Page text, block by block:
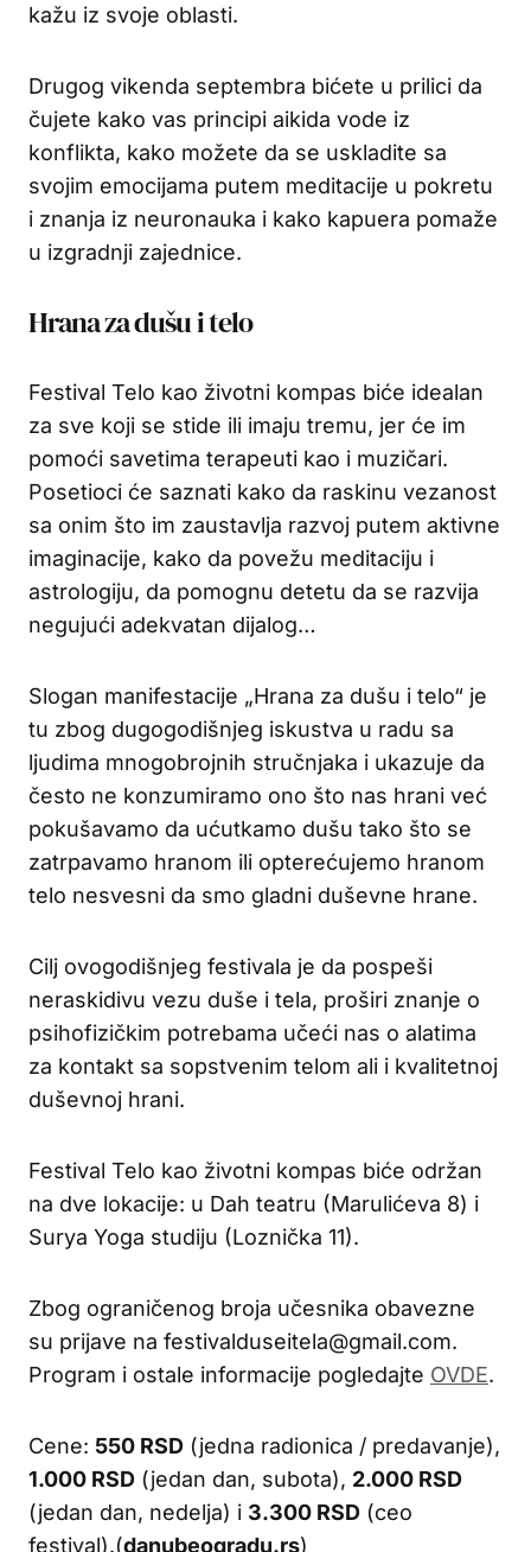
kažu iz svoje oblasti.
Drugog vikenda septembra bićete u prilici da
čujete kako vas principi aikida vode iz
konflikta, kako možete da se uskladite sa
svojim emocijama putem meditacije u pokretu
i znanja iz neuronauka i kako kapuera pomaže
u izgradnji zajednice.
Hrana za dušu i telo
Festival Telo kao životni kompas biće idealan
za sve koji se stide ili imaju tremu, jer će im
pomoći savetima terapeuti kao i muzičari.
Posetioci će saznati kako da raskinu vezanost
sa onim što im zaustavlja razvoj putem aktivne
imaginacije, kako da povežu meditaciju i
astrologiju, da pomognu detetu da se razvija
negujući adekvatan dijalog…
Slogan manifestacije „Hrana za dušu i telo“ je
tu zbog dugogodišnjeg iskustva u radu sa
ljudima mnogobrojnih stručnjaka i ukazuje da
često ne konzumiramo ono što nas hrani već
pokušavamo da ućutkamo dušu tako što se
zatrpavamo hranom ili opterećujemo hranom
telo nesvesni da smo gladni duševne hrane.
Cilj ovogodišnjeg festivala je da pospeši
neraskidivu vezu duše i tela, proširi znanje o
psihofizičkim potrebama učeći nas o alatima
za kontakt sa sopstvenim telom ali i kvalitetnoj
duševnoj hrani.
Festival Telo kao životni kompas biće održan
na dve lokacije: u Dah teatru (Marulićeva 8) i
Surya Yoga studiju (Loznička 11).
Zbog ograničenog broja učesnika obavezne
su prijave na festivalduseitela@gmail.com.
Program i ostale informacije pogledajte OVDE.
Cene: 550 RSD (jedna radionica / predavanje),
1.000 RSD (jedan dan, subota), 2.000 RSD
(jedan dan, nedelja) i 3.300 RSD (ceo
festival).(danubeogradu.rs)